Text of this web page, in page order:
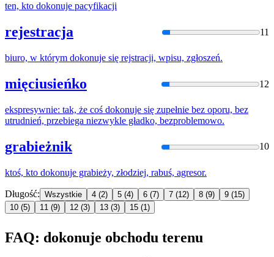
ten, kto dokonuje pacyfikacji
rejestracja 11
biuro, w którym dokonuje się rejstracji, wpisu, zgłoszeń.
mięciusieńko 12
ekspresywnie: tak, że coś dokonuje się zupełnie bez oporu, bez
utrudnień, przebiega niezwykle gładko, bezproblemowo.
grabieżnik 10
ktoś, kto dokonuje grabieży, złodziej, rabuś, agresor.
Długość: Wszystkie 4 (2) 5 (4) 6 (7) 7 (12) 8 (9) 9 (15)
10 (5) 11 (9) 12 (3) 13 (3) 15 (1)
FAQ: dokonuje obchodu terenu